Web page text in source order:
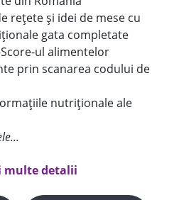
rețete și idei de mese cu
gata completate
ul alimentelor
prin scanarea codului de
nutriționale ale
multe detalii